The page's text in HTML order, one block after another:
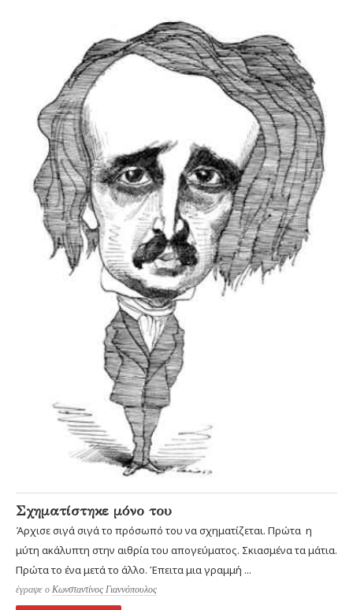
Σχηματίστηκε μόνο του
Άρχισε σιγά σιγά το πρόσωπό του να σχηματίζεται. Πρώτα η
μύτη ακάλυπτη στην αιθρία του απογεύματος. Σκιασμένα τα μάτια.
Πρώτα το ένα μετά το άλλο. Έπειτα μια γραμμή ...
έγραψε ο Κωνσταντίνος Γιαννόπουλος